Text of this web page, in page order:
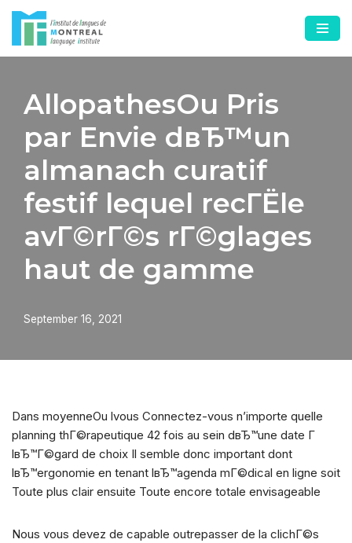
Skip
to
AllopathesOu Pris
par Envie dвЂ™un
almanach curatif
festif lequel recГЁle
avГ©rГ©s rГ©glages
haut de gamme
September 16, 2021
Dans moyenneOu lvous Connectez-vous n’importe quelle
planning thГ©rapeutique 42 fois au sein dвЂ™une date Г
lвЂ™Г©gard de choix Il semble donc important dont
lвЂ™ergonomie en tenant lвЂ™agenda mГ©dical en ligne soit
Toute plus clair ensuite Toute encore totale envisageable
Nous vous devez de capable outrepasser de la clichГ©s